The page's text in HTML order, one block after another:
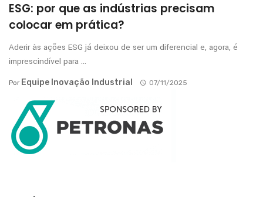
ESG: por que as indústrias precisam
colocar em prática?
Aderir às ações ESG já deixou de ser um diferencial e, agora, é
imprescindível para ...
Por Equipe Inovação Industrial 07/11/2025